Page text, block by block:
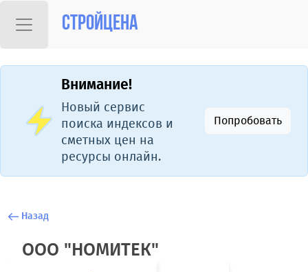
Стройцена
Внимание!
Новый сервис
поиска индексов и
сметных цен на
ресурсы онлайн.
Попробовать
Назад
ООО "НОМИТЕК"